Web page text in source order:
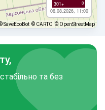
301+ 0
06.08.2026, 11:00
SaveEcoBot © CARTO © OpenStreetMap
та без